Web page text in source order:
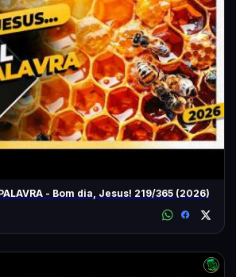
- Bom dia, Jesus! 219/365 (2026)